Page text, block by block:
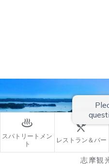
スパトリートメン
ト
レストラン＆バー
志摩観